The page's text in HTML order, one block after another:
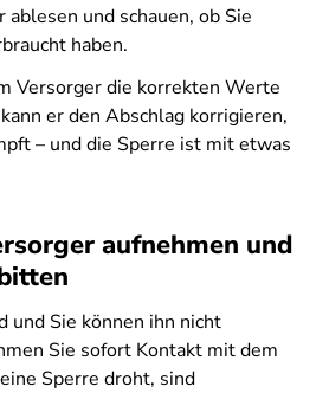
und schauen, ob Sie
haben.
Versorger die korrekten Werte
er den Abschlag korrigieren,
– und die Sperre ist mit etwas
aufnehmen und
und Sie können ihn nicht
Sie sofort Kontakt mit dem
Sperre droht, sind